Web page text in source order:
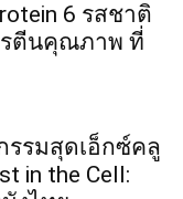
6 รสชาติ
รตีนคุณภาพ ที่
รรมสุดเอ็กซ์คลู
in the Cell: